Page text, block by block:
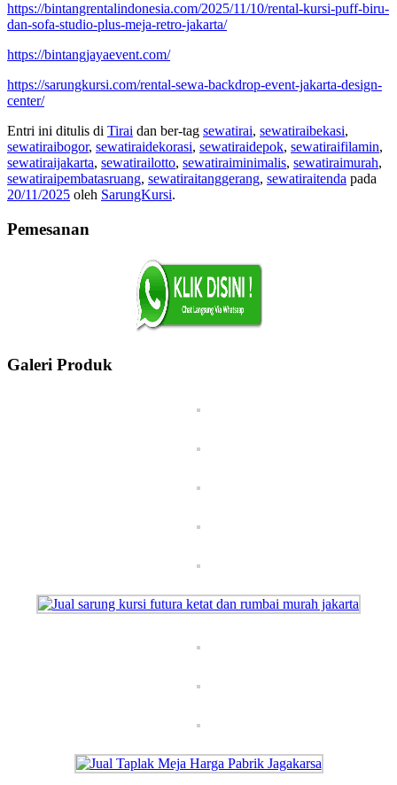
https://bintangrentalindonesia.com/2025/11/10/rental-kursi-puff-biru-
dan-sofa-studio-plus-meja-retro-jakarta/
https://bintangjayaevent.com/
https://sarungkursi.com/rental-sewa-backdrop-event-jakarta-design-
center/
Entri ini ditulis di Tirai dan ber-tag sewatirai, sewatiraibekasi,
sewatiraibogor, sewatiraidekorasi, sewatiraidepok, sewatiraifilamin,
sewatiraijakarta, sewatirailotto, sewatiraiminimalis, sewatiraimurah,
sewatiraipembatasruang, sewatiraitanggerang, sewatiraitenda pada
20/11/2025 oleh SarungKursi.
Pemesanan
Galeri Produk